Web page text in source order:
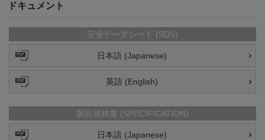
ドキュメント
安全データシート (SDS)
日本語 (Japanese)
英語 (English)
製品規格書 (SPECIFICATION)
日本語 (Japanese)